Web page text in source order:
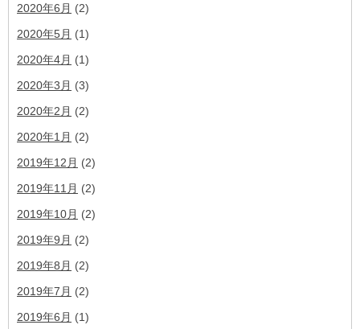
2020年6月 (2)
2020年5月 (1)
2020年4月 (1)
2020年3月 (3)
2020年2月 (2)
2020年1月 (2)
2019年12月 (2)
2019年11月 (2)
2019年10月 (2)
2019年9月 (2)
2019年8月 (2)
2019年7月 (2)
2019年6月 (1)